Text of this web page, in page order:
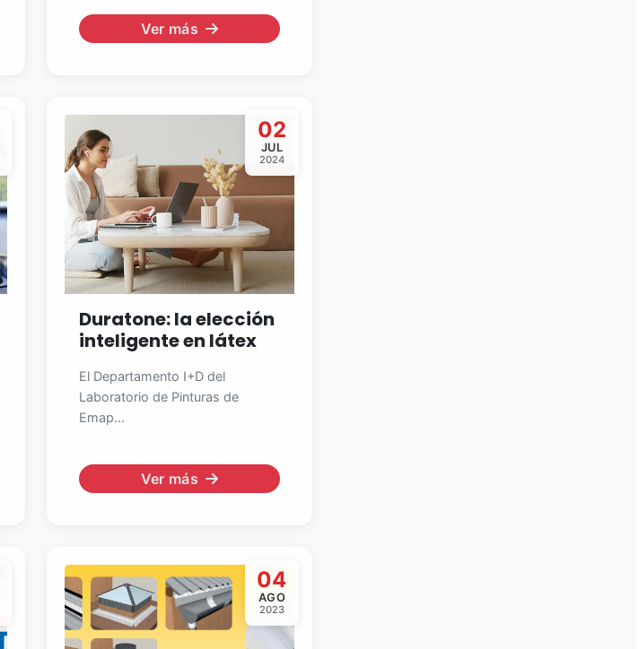
Ver más
02
JUL
2024
Duratone: la elección
inteligente en látex
El Departamento I+D del
Laboratorio de Pinturas de
Emap...
Ver más
04
AGO
2023